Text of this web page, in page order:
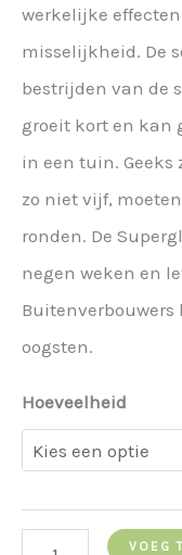
werkelijke
misselijkheid. De
bestrijden van de
groeit kort en kan
in een tuin.
zo niet vijf,
ronden. De
negen weken en
oogsten.
Hoeveelheid
VOEG